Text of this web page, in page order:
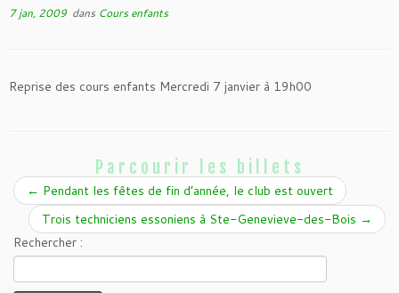
7 jan, 2009 dans Cours enfants
Reprise des cours enfants Mercredi 7 janvier à 19h00
Parcourir les billets
← Pendant les fêtes de fin d’année, le club est ouvert
Trois techniciens essoniens à Ste-Genevieve-des-Bois →
Rechercher :